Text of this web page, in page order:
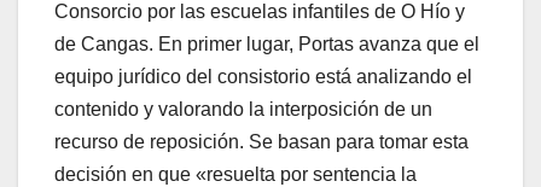
Consorcio por las escuelas infantiles de O Hío y
de Cangas. En primer lugar, Portas avanza que el
equipo jurídico del consistorio está analizando el
contenido y valorando la interposición de un
recurso de reposición. Se basan para tomar esta
decisión en que «resuelta por sentencia la